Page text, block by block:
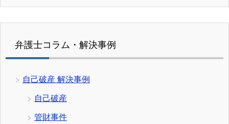
弁護士コラム・解決事例
自己破産 解決事例
自己破産
管財事件